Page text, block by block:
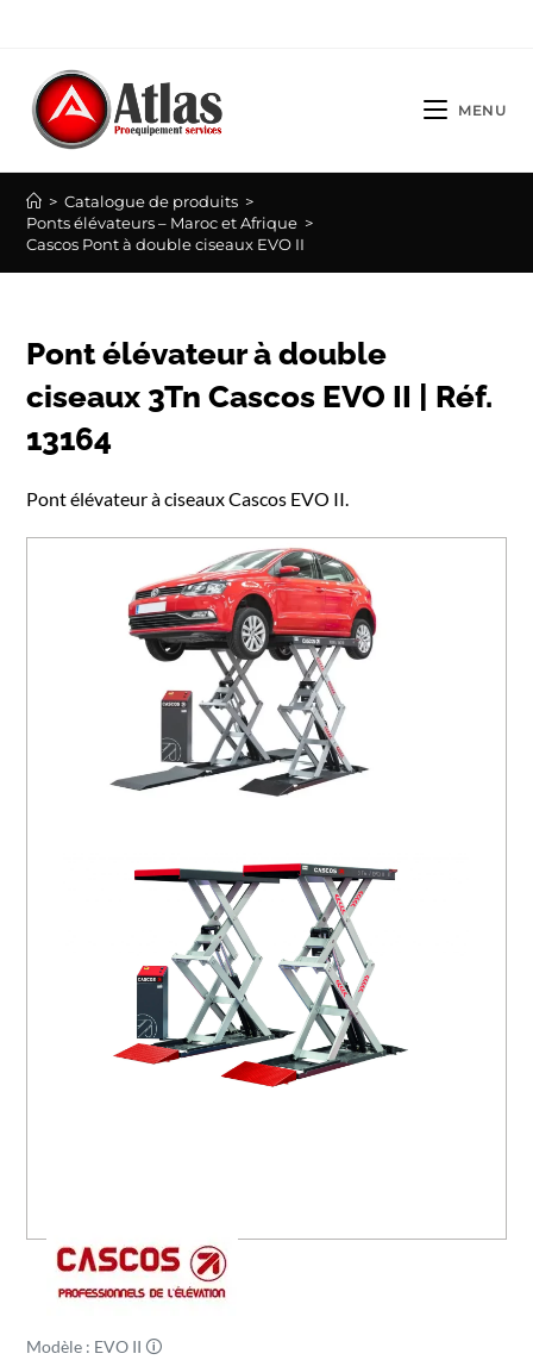
content
MENU
> Catalogue de produits >
Ponts élévateurs – Maroc et Afrique >
Cascos Pont à double ciseaux EVO II
Pont élévateur à double
ciseaux 3Tn Cascos EVO II | Réf.
13164
Pont élévateur à ciseaux Cascos EVO II.
Modèle : EVO II 🛈